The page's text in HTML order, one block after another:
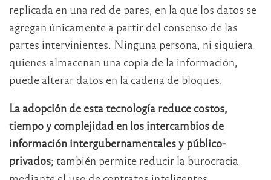
replicada en una red de pares, en la que los datos se
agregan únicamente a partir del consenso de las
partes intervinientes. Ninguna persona, ni siquiera
quienes almacenan una copia de la información,
puede alterar datos en la cadena de bloques.
La adopción de esta tecnología reduce costos,
tiempo y complejidad en los intercambios de
información intergubernamentales y público-
privados; también permite reducir la burocracia